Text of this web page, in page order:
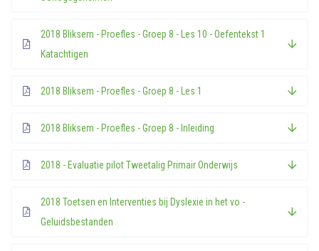
2018 Bliksem - Proefles - Groep 8 - Les 10 - Oefentekst 1
Katachtigen
2018 Bliksem - Proefles - Groep 8 - Les 1
2018 Bliksem - Proefles - Groep 8 - Inleiding
2018 - Evaluatie pilot Tweetalig Primair Onderwijs
2018 Toetsen en Interventies bij Dyslexie in het vo -
Geluidsbestanden